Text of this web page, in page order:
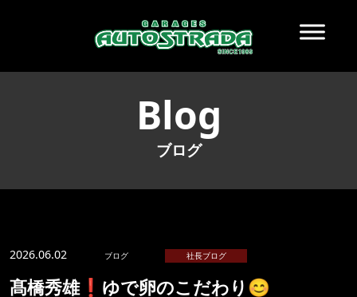
Blog
ブログ
2026.06.02 ブログ 社長ブログ
髙橋秀雄❗️ゆで卵のこだわり😊